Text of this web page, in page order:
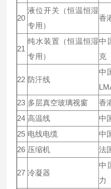
20
液位开关（恒温恒湿
专用）
香
21
纯水装置（恒温恒湿
专用）
中
克
22 防汗线
中
23 多层真空玻璃视窗 香
24 高温线 中
25 电线电缆 中
26 压缩机 法
27 冷凝器
中
力